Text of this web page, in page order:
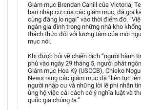
Giám mục Brendan Cahill của Victoria,
ban nhập cư của các giám mục, đã gọi
cùng đáng lo ngại” vào thời điểm đó.
ngàn gia đình trong những nhà kho
thách thức đối với lương tâm của mỗi
mục nói.
Khi được hỏi về chiến dịch “người hành
phủ vào ngày 29 tháng 5, người phát
Giám mục Hoa Kỳ (USCCB), Chieko
News rằng các giám mục đã “liên tục
người nhập cư và những lời lẽ phi nhân
ủng hộ việc cải cách có ý nghĩa luật và
quốc gia chúng ta.”